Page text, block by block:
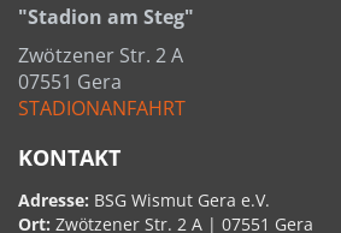
"Stadion am Steg"
Zwötzener Str. 2 A
07551 Gera
STADIONANFAHRT
KONTAKT
Adresse: BSG Wismut Gera e.V.
Ort: Zwötzener Str. 2 A | 07551 Gera